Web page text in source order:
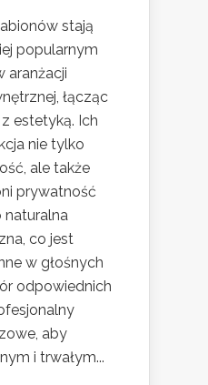
stają
popularnym
aranżacji
łącząc
estetyką. Ich
nie tylko
ale także
prywatność
naturalna
co jest
w głośnych
odpowiednich
aby
i trwałym...